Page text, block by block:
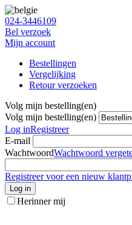
024-3446109
Bel verzoek
Mijn account
Bestellingen
Vergelijking
Retour verzoeken
Volg mijn bestelling(en)
Volg mijn bestelling(en)
Log inRegistreer
E-mail
WachtwoordWachtwoord
Registreer voor een nieuw
Log in
Herinner mij